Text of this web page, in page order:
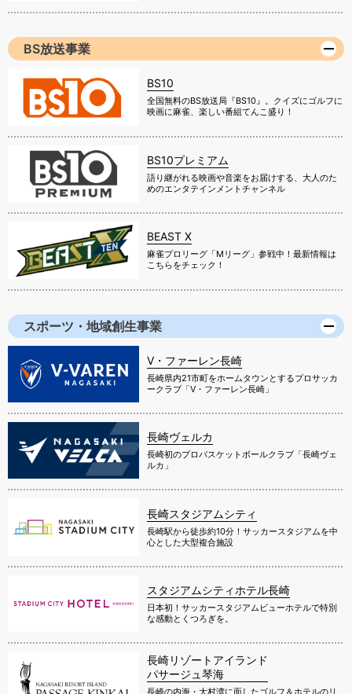
BS放送事業
BS10
全国無料のBS放送局『BS10』。クイズにゴルフに
映画に麻雀、楽しい番組てんこ盛り！
BS10プレミアム
語り継がれる映画や音楽をお届けする、大人のた
めのエンタテインメントチャンネル
BEAST X
麻雀プロリーグ「Mリーグ」参戦中！最新情報は
こちらをチェック！
スポーツ・地域創生事業
V・ファーレン長崎
長崎県内21市町をホームタウンとするプロサッカ
ークラブ「V・ファーレン長崎」
長崎ヴェルカ
長崎初のプロバスケットボールクラブ「長崎ヴェ
ルカ」
長崎スタジアムシティ
長崎駅から徒歩約10分！サッカースタジアムを中
心とした大型複合施設
スタジアムシティホテル長崎
日本初！サッカースタジアムビューホテルで特別
な感動とくつろぎを。
長崎リゾートアイランド
パサージュ琴海
長崎の内海・大村湾に面したゴルフ＆ホテルのリ